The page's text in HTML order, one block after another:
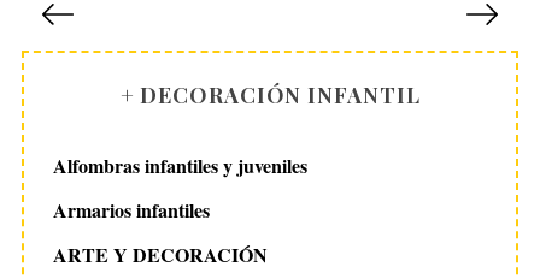
g
i
n
a
c
i
ó
+ DECORACIÓN INFANTIL
Alfombras infantiles y juveniles
Armarios infantiles
ARTE Y DECORACIÓN
S